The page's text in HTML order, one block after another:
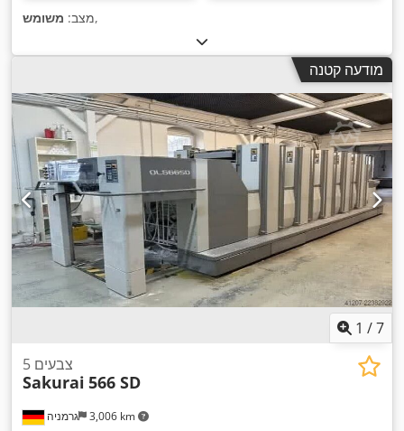
מצב: משומש ,
מודעה קטנה
1 /7
גרמניה 3,006 km
5 צבעים
Sakurai 566 SD